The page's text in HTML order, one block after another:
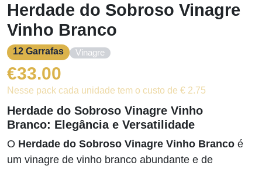
Herdade do Sobroso Vinagre
Vinho Branco
12 Garrafas Vinagre
€33.00
Nesse pack cada unidade tem o custo de € 2.75
Herdade do Sobroso Vinagre Vinho
Branco: Elegância e Versatilidade
O Herdade do Sobroso Vinagre Vinho Branco é
um vinagre de vinho branco abundante e de